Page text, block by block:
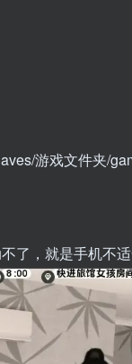
游戏文件夹/
了，就是手机不